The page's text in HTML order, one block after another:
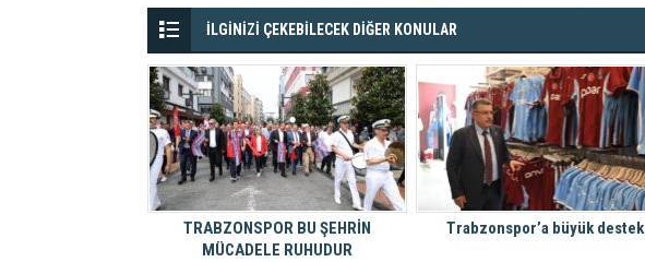
İLGİNİZİ ÇEKEBİLECEK DİĞER KONULAR
TRABZONSPOR BU ŞEHRİN
MÜCADELE RUHUDUR
Trabzonspor’a büyük destek